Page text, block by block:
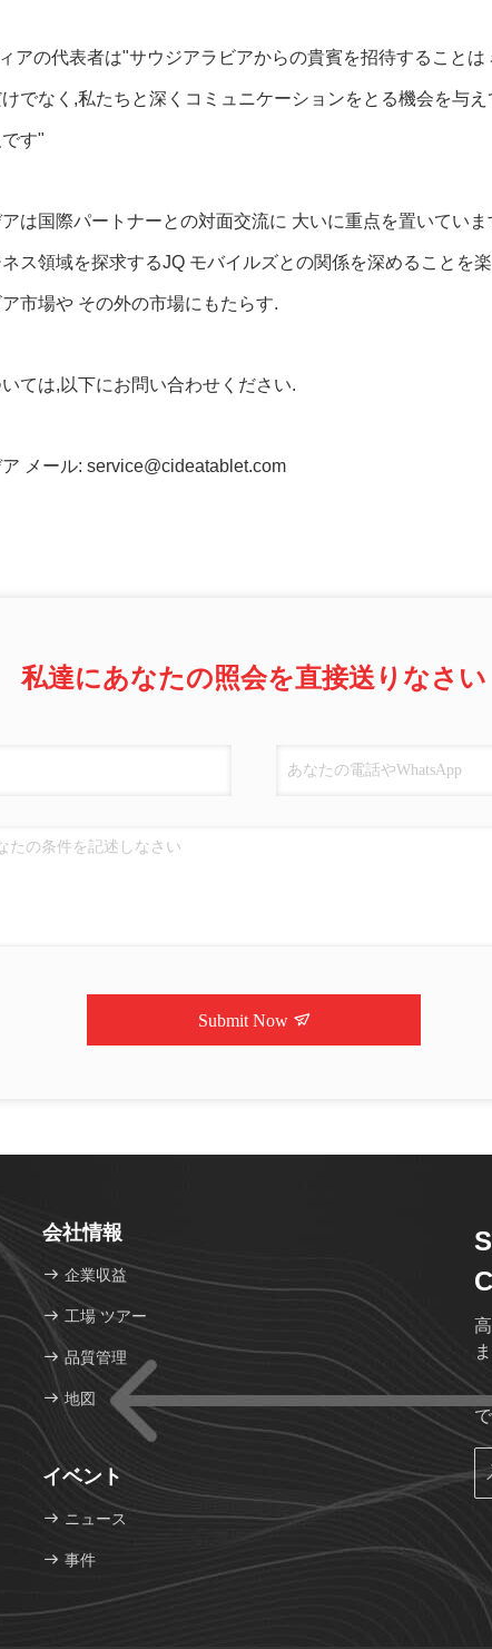
アの代表者は"サウジアラビアからの貴賓を招待すること
でなく,私たちと深くコミュニケーションをとる機会を与
す"
は国際パートナーとの対面交流に 大いに重点を置いてい
ス領域を探求するJQ モバイルズとの関係を深めることを
市場や その外の市場にもたらす.
ては,以下にお問い合わせください.
メール: service@cideatablet.com
私達にあなたの照会を直接送りなさい
Submit Now
会社情報
企業収益
工場 ツアー
品質管理
地図
イベント
ニュース
事件